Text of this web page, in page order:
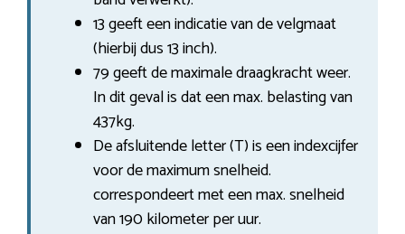
13 geeft een indicatie van de velgmaat
(hierbij dus 13 inch).
79 geeft de maximale draagkracht weer.
In dit geval is dat een max. belasting van
437kg.
De afsluitende letter (T) is een indexcijfer
voor de maximum snelheid.
correspondeert met een max. snelheid
van 190 kilometer per uur.